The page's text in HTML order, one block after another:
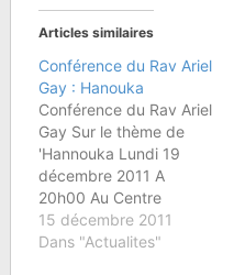
Articles similaires
Conférence du Rav Ariel
Gay : Hanouka
Conférence du Rav Ariel
Gay Sur le thème de
'Hannouka Lundi 19
décembre 2011 A
20h00 Au Centre
Communautaire Israélite
de Boulogne Billancourt
15 décembre 2011
Dans "Actualites"